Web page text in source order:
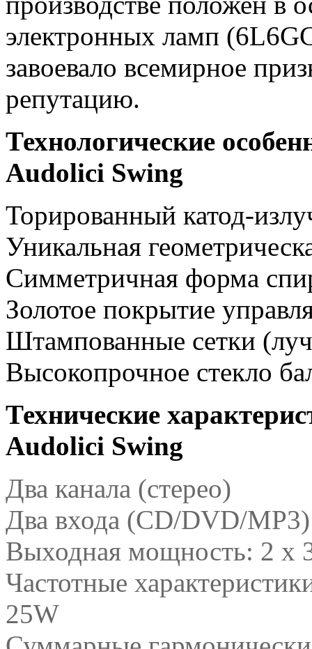
электронных ламп
завоевало всемирное
репутацию.
Технологические
Audolici Swing
Торированный катод-
Уникальная
Симметричная форма
Золотое покрытие
Штампованные сетки
Высокопрочное стекло
Технические
Audolici Swing
Два канала (стерео)
Два входа (CD/DVD/MP3)
Выходная мощность: 2
Частотные
25W